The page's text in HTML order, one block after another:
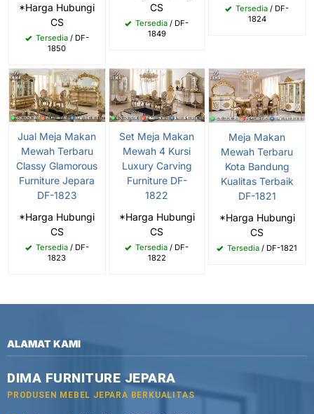
*Harga Hubungi
CS
Tersedia/ DF-
1850
CS
Tersedia / DF-
1849
Tersedia / DF-
1824
Jual Meja Makan
Mewah Terbaru
Classy Glamorous
Furniture Jepara
DF-1823
*Harga Hubungi
CS
Tersedia/ DF-
1823
Set Meja Makan
Mewah 4 Kursi
Luxury Carving
Furniture DF-
1822
*Harga Hubungi
CS
Tersedia / DF-
1822
Meja Makan
Mewah Terbaru
Kota Bandung
Kualitas Terbaik
DF-1821
*Harga Hubungi
CS
Tersedia / DF-1821
ALAMAT KAMI
DIMA FURNITURE JEPARA
PRODUSEN MEBEL JEPARA BERKUALITAS